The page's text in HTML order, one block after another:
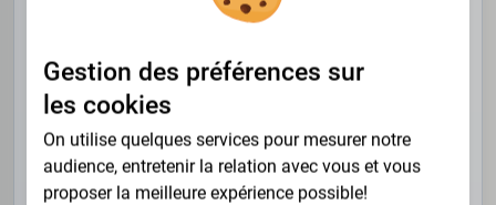
Gestion des préférences sur
les cookies
On utilise quelques services pour mesurer notre
audience, entretenir la relation avec vous et vous
proposer la meilleure expérience possible!